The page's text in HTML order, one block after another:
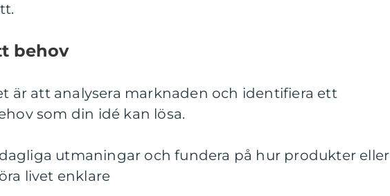
behov
är att analysera marknaden och identifiera ett
som din idé kan lösa.
utmaningar och fundera på hur produkter eller
livet enklare